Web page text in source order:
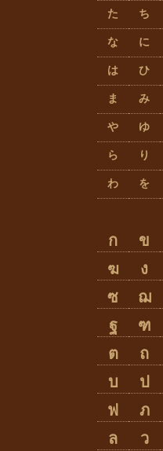
た ち
な に
は ひ
ま み
や ゆ
ら り
わ を
ก ข
ฆ
ง
ซ
ฌ
ฐ
ฑ
ต
ถ
บ
ป
ฟ
ภ
ล
ว